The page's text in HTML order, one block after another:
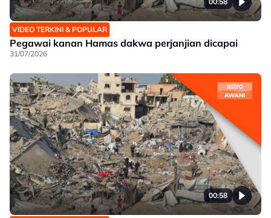
VIDEO TERKINI & POPULAR
Pegawai kanan Hamas dakwa perjanjian dicapai
31/07/2026
00:58